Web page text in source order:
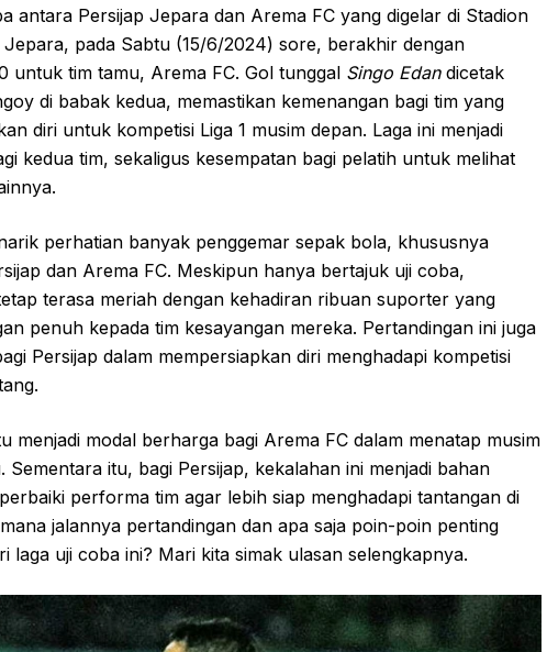
antara Persijap Jepara dan Arema FC yang digelar di Stadion
pada Sabtu (15/6/2024) sore, berakhir dengan
untuk tim tamu, Arema FC. Gol tunggal Singo Edandicetak
di babak kedua, memastikan kemenangan bagi tim yang
diri untuk kompetisi Liga 1 musim depan. Laga ini menjadi
kedua tim, sekaligus kesempatan bagi pelatih untuk melihat
perhatian banyak penggemar sepak bola, khususnya
dan Arema FC. Meskipun hanya bertajuk uji coba,
terasa meriah dengan kehadiran ribuan suporter yang
penuh kepada tim kesayangan mereka. Pertandingan ini juga
Persijap dalam mempersiapkan diri menghadapi kompetisi
menjadi modal berharga bagi Arema FC dalam menatap musim
Sementara itu, bagi Persijap, kekalahan ini menjadi bahan
performa tim agar lebih siap menghadapi tantangan di
jalannya pertandingan dan apa saja poin-poin penting
laga uji coba ini? Mari kita simak ulasan selengkapnya.